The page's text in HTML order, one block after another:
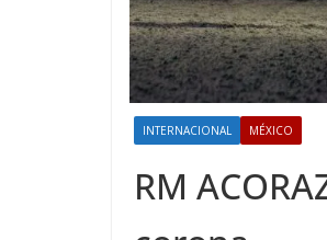
INTERNACIONAL MÉXICO
RM